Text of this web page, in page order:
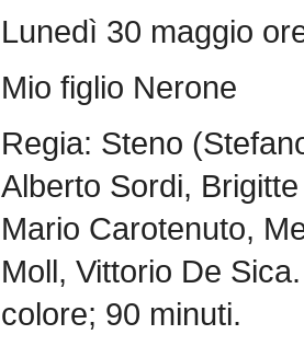
Lunedì 30 maggio
Mio figlio Nerone
Regia: Steno
Alberto Sordi,
Mario Carotenuto,
Moll, Vittorio De
colore; 90 minuti.